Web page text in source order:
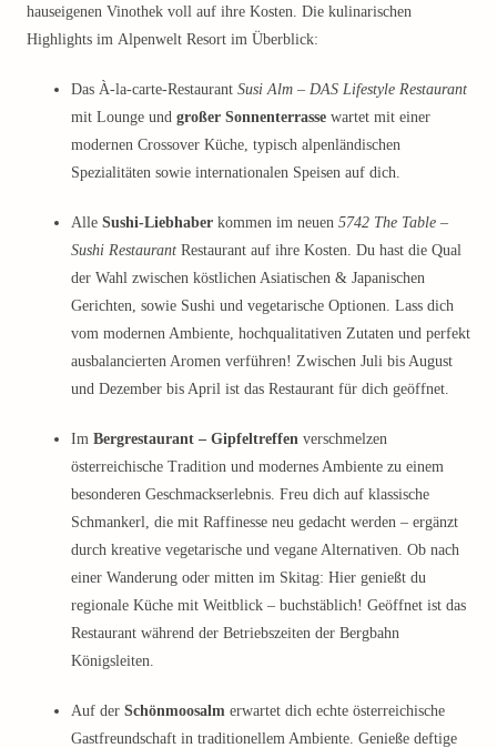
hauseigenen Vinothek voll auf ihre Kosten. Die kulinarischen
Highlights im Alpenwelt Resort im Überblick:
Das À-la-carte-Restaurant Susi Alm – DAS Lifestyle Restaurant
mit Lounge und großer Sonnenterrasse wartet mit einer
modernen Crossover Küche, typisch alpenländischen
Spezialitäten sowie internationalen Speisen auf dich.
Alle Sushi-Liebhaber kommen im neuen 5742 The Table –
Sushi Restaurant Restaurant auf ihre Kosten. Du hast die Qual
der Wahl zwischen köstlichen Asiatischen & Japanischen
Gerichten, sowie Sushi und vegetarische Optionen. Lass dich
vom modernen Ambiente, hochqualitativen Zutaten und perfekt
ausbalancierten Aromen verführen! Zwischen Juli bis August
und Dezember bis April ist das Restaurant für dich geöffnet.
Im Bergrestaurant – Gipfeltreffen verschmelzen
österreichische Tradition und modernes Ambiente zu einem
besonderen Geschmackserlebnis. Freu dich auf klassische
Schmankerl, die mit Raffinesse neu gedacht werden – ergänzt
durch kreative vegetarische und vegane Alternativen. Ob nach
einer Wanderung oder mitten im Skitag: Hier genießt du
regionale Küche mit Weitblick – buchstäblich! Geöffnet ist das
Restaurant während der Betriebszeiten der Bergbahn
Königsleiten.
Auf der Schönmoosalm erwartet dich echte österreichische
Gastfreundschaft in traditionellem Ambiente. Genieße deftige